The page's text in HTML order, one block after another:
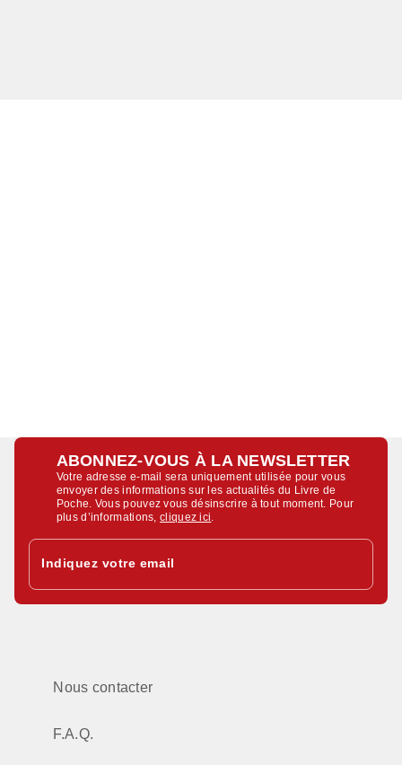
ABONNEZ-VOUS À LA NEWSLETTER
Votre adresse e-mail sera uniquement utilisée pour vous
envoyer des informations sur les actualités du Livre de
Poche. Vous pouvez vous désinscrire à tout moment. Pour
plus d’informations,cliquez ici
Indiquez votre email
Nous contacter
F.A.Q.